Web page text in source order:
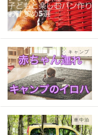
キャンプ
車中泊